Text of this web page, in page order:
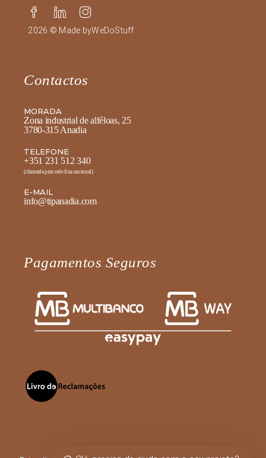
2026 © Made byWeDoStuff
Contactos
MORADA
Zona industrial de alféloas, 25
3780-315 Anadia
TELEFONE
+351 231 512 340
(chamada para rede fixa nacional)
E-MAIL
info@tipanadia.com
Pagamentos Seguros